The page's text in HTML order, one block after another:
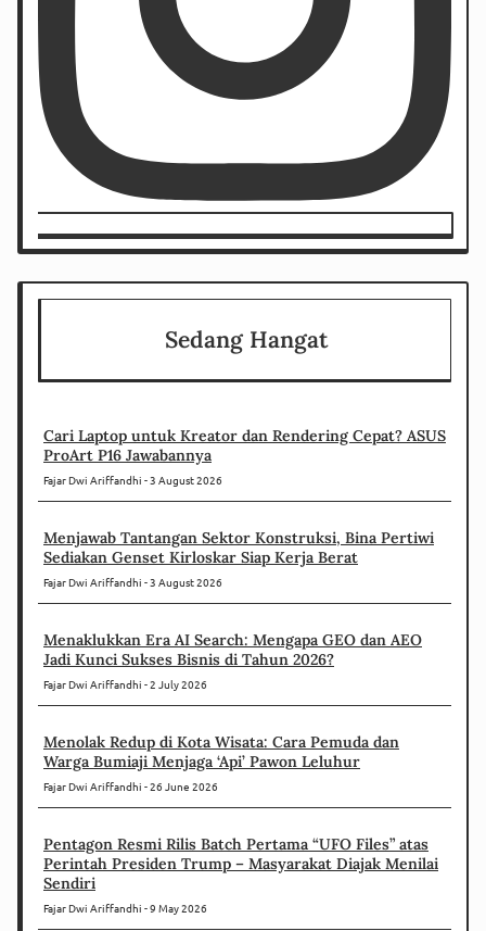
Sedang Hangat
Cari Laptop untuk Kreator dan Rendering Cepat? ASUS
ProArt P16 Jawabannya
Fajar Dwi Ariffandhi 3 August 2026
Menjawab Tantangan Sektor Konstruksi, Bina Pertiwi
Sediakan Genset Kirloskar Siap Kerja Berat
Fajar Dwi Ariffandhi 3 August 2026
Menaklukkan Era AI Search: Mengapa GEO dan AEO
Jadi Kunci Sukses Bisnis di Tahun 2026?
Fajar Dwi Ariffandhi 2 July 2026
Menolak Redup di Kota Wisata: Cara Pemuda dan
Warga Bumiaji Menjaga ‘Api’ Pawon Leluhur
Fajar Dwi Ariffandhi 26 June 2026
Pentagon Resmi Rilis Batch Pertama “UFO Files” atas
Perintah Presiden Trump – Masyarakat Diajak Menilai
Sendiri
Fajar Dwi Ariffandhi 9 May 2026